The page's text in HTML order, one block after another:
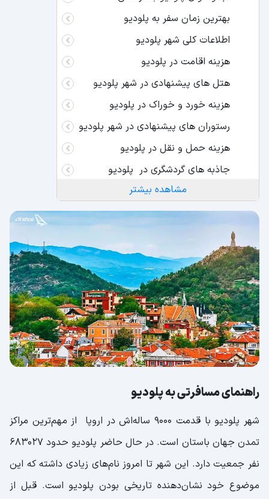
بهترین زمان سفر به پلودیو
اطلاعات کلی شهر پلودیو
هزینه اقامت در پلودیو
هتل های پیشنهادی در شهر پلودیو
هزینه خورد و خوراک در پلودیو
رستوران های پیشنهادی در شهر پلودیو
هزینه حمل و نقل در پلودیو
جاذبه های گردشگری در پلودیو
تئاتر رومی پلودیو
موزه Ethnographic
موزه باستان شناسی پلودیو
مراکز خرید پلودیو
مرکز خرید Trade Center Grand
مرکز خرید Mall Plovdiv
مشاهده بیشتر
راهنمای مسافرتی به پلودیو
شهر پلودیو با قدمت 9000 ساله‌اش در اروپا از مهم‌ترین مراکز
تمدن جهان باستان است. در حال حاضر پلودیو حدود 683027
نفر جمعیت دارد. این شهر تا امروز نام‌های زیادی داشته که این
موضوع خود نشان‌دهنده تاریخی بودن پلودیو است. قبل از